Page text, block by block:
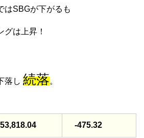
はSBGが下がるも
グは上昇！
落し 続落。
53,818.04 -475.32